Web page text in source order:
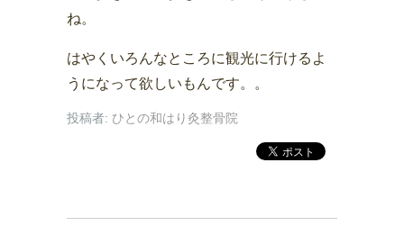
ね。
はやくいろんなところに観光に行けるよ
うになって欲しいもんです。。
投稿者: ひとの和はり灸整骨院